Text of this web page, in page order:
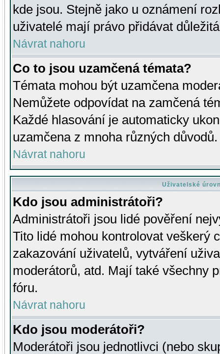
kde jsou. Stejně jako u oznámení
uživatelé mají právo přidávat
Návrat nahoru
Co to jsou uzamčená témata?
Témata mohou být uzamčena
Nemůžete odpovídat na zamčená
Každé hlasování je automaticky
uzamčena z mnoha různých důvodů.
Návrat nahoru
Uživatelské
Kdo jsou administrátoři?
Administrátoři jsou lidé pověření
Tito lidé mohou kontrolovat veškerý
zakazování uživatelů, vytváření
moderátorů, atd. Mají také všechny
fóru.
Návrat nahoru
Kdo jsou moderátoři?
Moderátoři jsou jednotlivci (nebo